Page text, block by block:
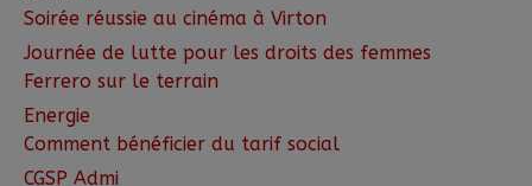
Soirée réussie au cinéma à Virton
Journée de lutte pour les droits des femmes
Ferrero sur le terrain
Energie
Comment bénéficier du tarif social
CGSP Admi